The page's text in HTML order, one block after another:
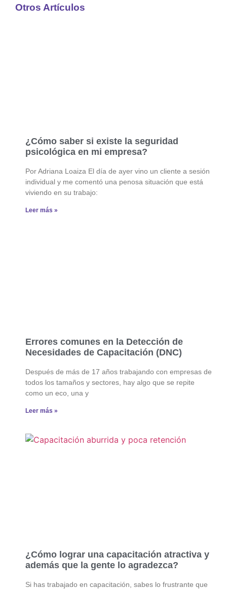
Otros Artículos
¿Cómo saber si existe la seguridad
psicológica en mi empresa?
Por Adriana Loaiza El día de ayer vino un cliente a sesión
individual y me comentó una penosa situación que está
viviendo en su trabajo:
Leer más »
Errores comunes en la Detección de
Necesidades de Capacitación (DNC)
Después de más de 17 años trabajando con empresas de
todos los tamaños y sectores, hay algo que se repite
como un eco, una y
Leer más »
¿Cómo lograr una capacitación atractiva y
además que la gente lo agradezca?
Si has trabajado en capacitación, sabes lo frustrante que